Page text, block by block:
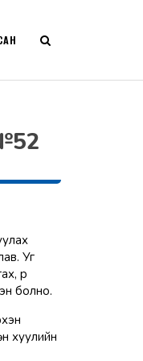
Уг
үр
болно.
хуулийн